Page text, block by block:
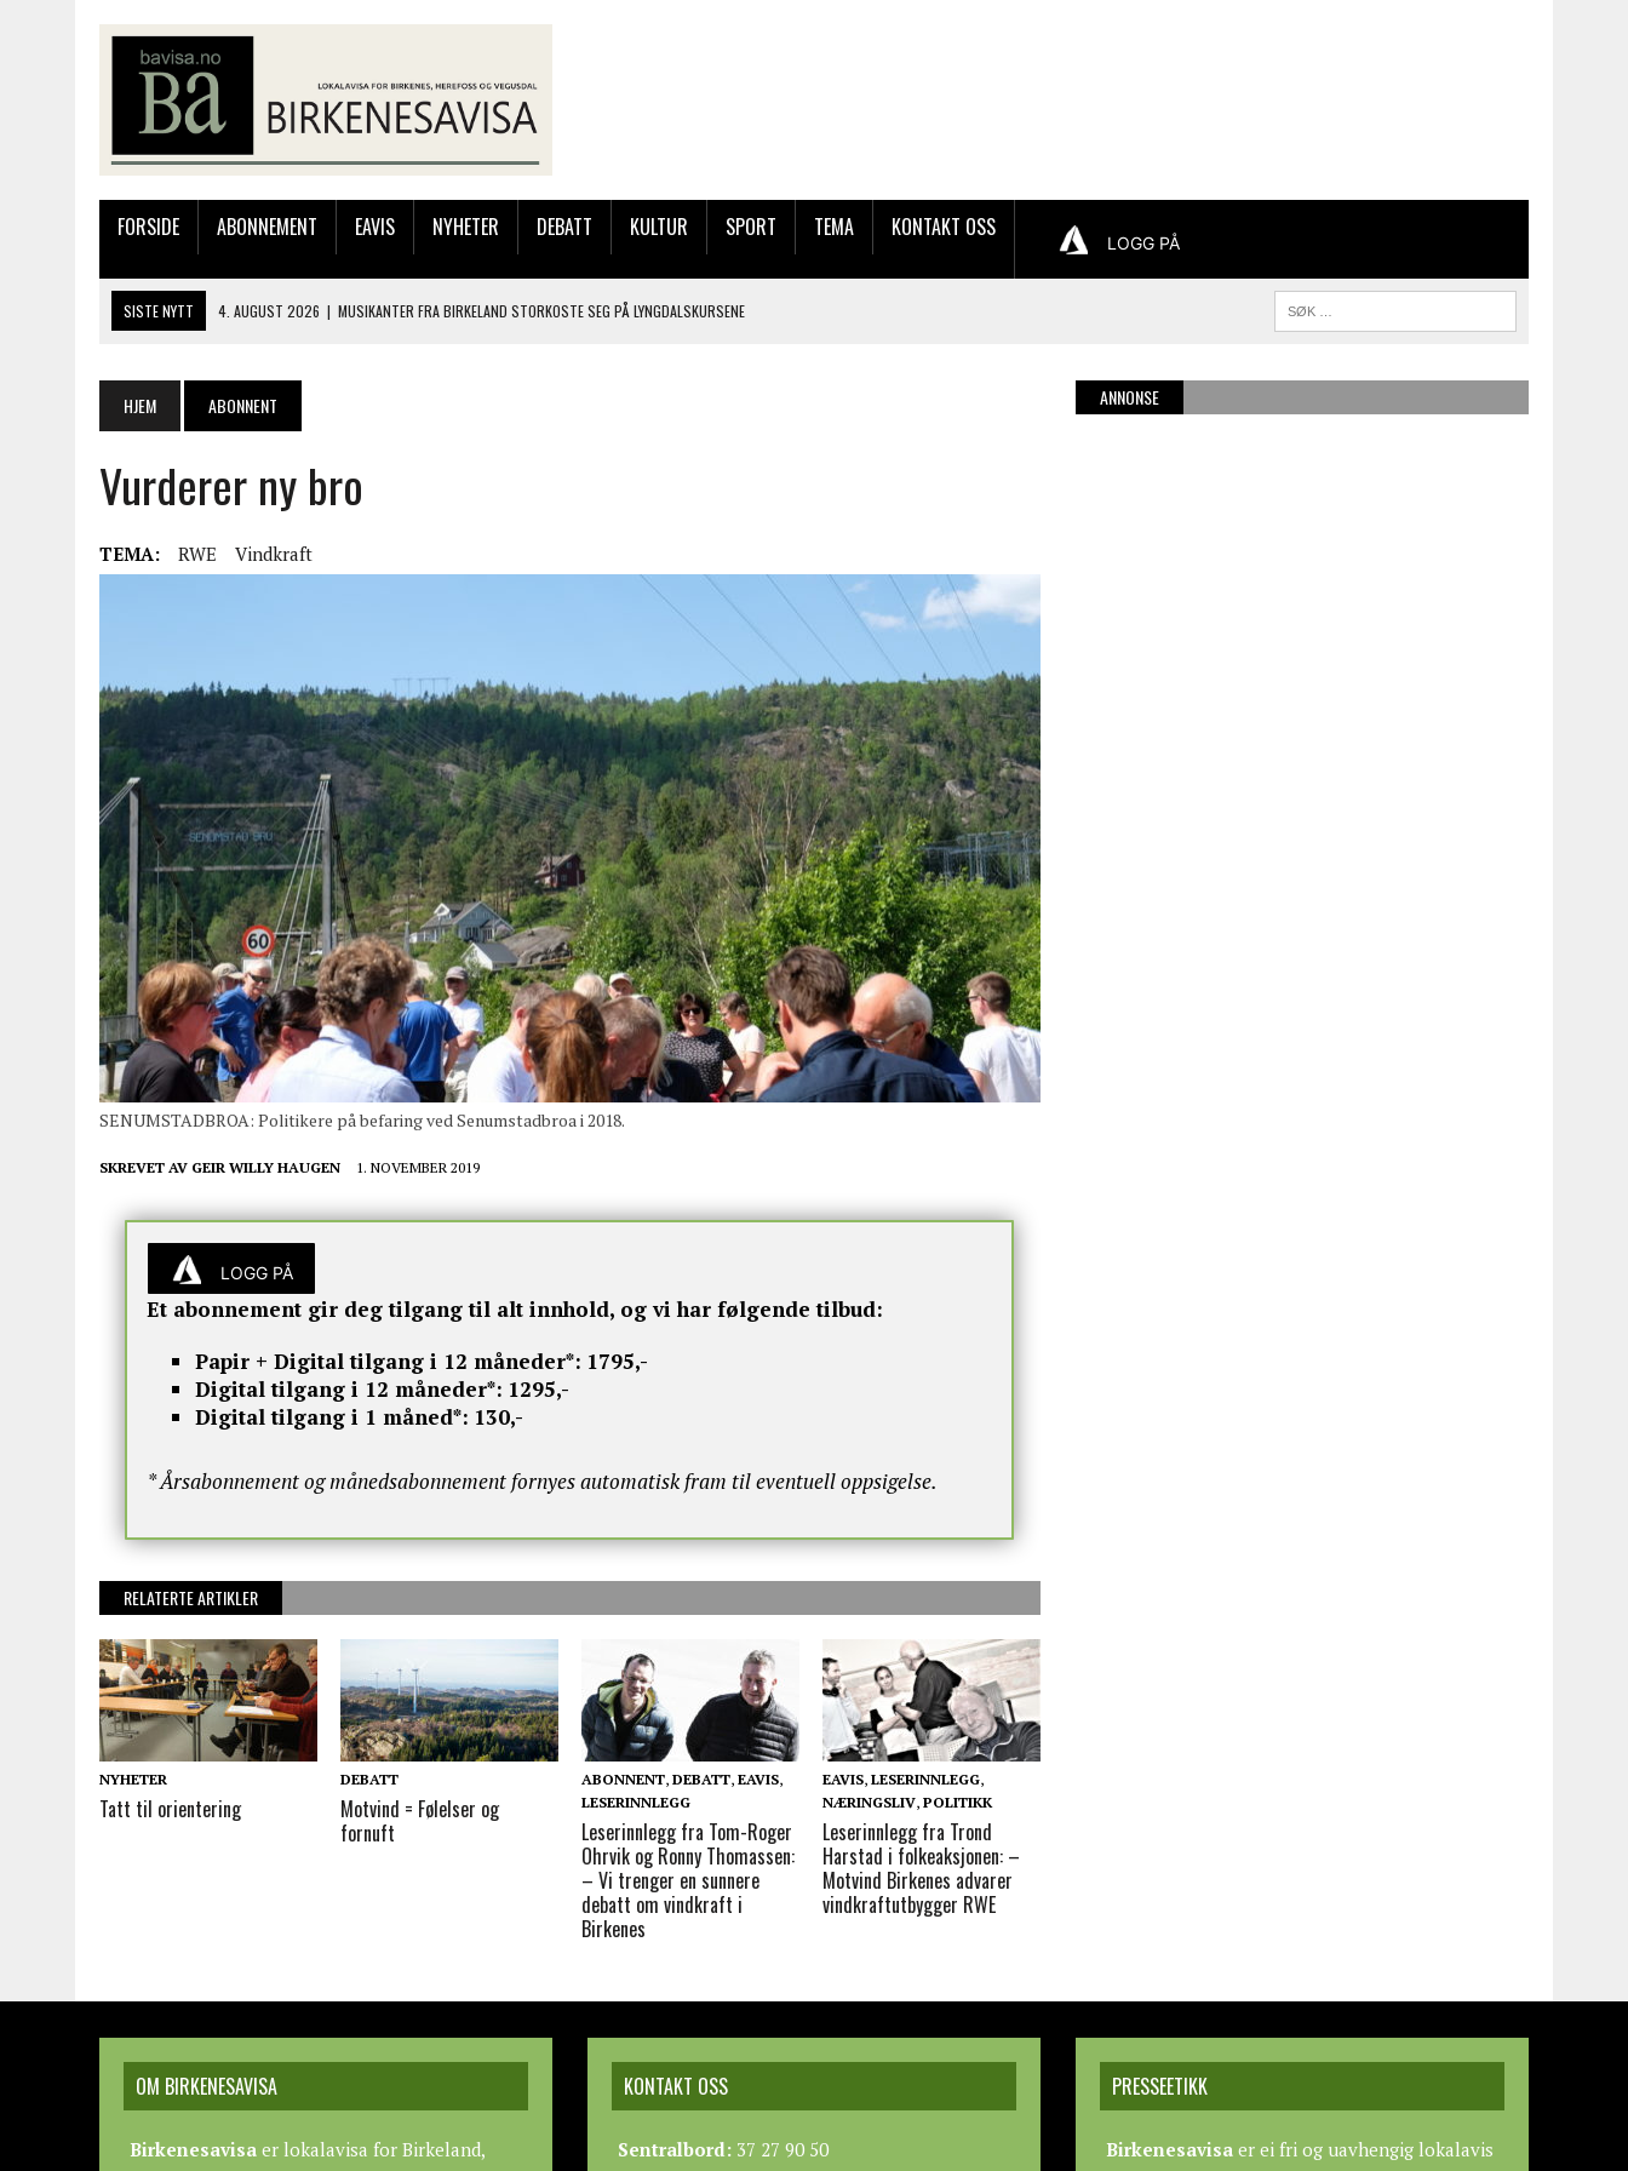
FORSIDE ABONNEMENT EAVIS NYHETER DEBATT KULTUR SPORT TEMA KONTAKT OSS
LOGG PÅ
SISTE NYTT 4. AUGUST 2026 | MUSIKANTER FRA BIRKELAND STORKOSTE SEG PÅ LYNGDALSKURSENE
3. AUGUST 2026 | 333.000 KRONER TIL SKOLEPROSJEKT I PERU: HAGEBASAREN PÅ RUGSLAND SAMLET HUNDREVIS AV GJESTER
4. AUGUST 2026
SILJE LØLAND STILTE UT I TOLLBODEN – NÅ STILLER HUN UT PÅ SØRLANDSUTSTILLINGEN.
HJEM ABONNENT
Vurderer ny bro
TEMA: RWE Vindkraft
SENUMSTADBROA: Politikere på befaring ved Senumstadbroa i 2018.
SKREVET AV GEIR WILLY HAUGEN 1. NOVEMBER 2019
LOGG PÅ
Et abonnement gir deg tilgang til alt innhold, og vi har følgende tilbud:
Papir + Digital tilgang i 12 måneder*: 1795,-
Digital tilgang i 12 måneder*: 1295,-
Digital tilgang i 1 måned*: 130,-
* Årsabonnement og månedsabonnement fornyes automatisk fram til eventuell oppsigelse.
RELATERTE ARTIKLER
NYHETER
Tatt til orientering
DEBATT
Motvind = Følelser og
fornuft
ABONNENT,DEBATT,EAVIS,
LESERINNLEGG
Leserinnlegg fra Tom-Roger
Ohrvik og Ronny Thomassen:
– Vi trenger en sunnere
debatt om vindkraft i
Birkenes
EAVIS,LESERINNLEGG,
NÆRINGSLIV,POLITIKK
Leserinnlegg fra Trond
Harstad i folkeaksjonen: –
Motvind Birkenes advarer
vindkraftutbygger RWE
ANNONSE
OM BIRKENESAVISA
Birkenesavisa er lokalavisa for Birkeland,
KONTAKT OSS
Sentralbord: 37 27 90 50
PRESSEETIKK
Birkenesavisa er ei fri og uavhengig lokalavis